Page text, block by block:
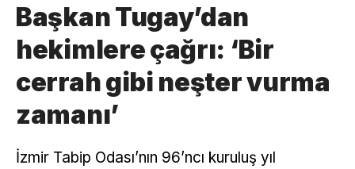
Başkan Tugay’dan
hekimlere çağrı: ‘Bir
cerrah gibi neşter vurma
zamanı’
İzmir Tabip Odası’nın 96’ncı kuruluş yıl